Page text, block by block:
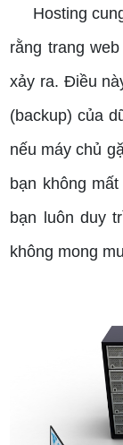
Hosting cung
rằng trang
xảy ra. Điều
(backup) của
nếu máy chủ
bạn không
bạn luôn duy
không mong